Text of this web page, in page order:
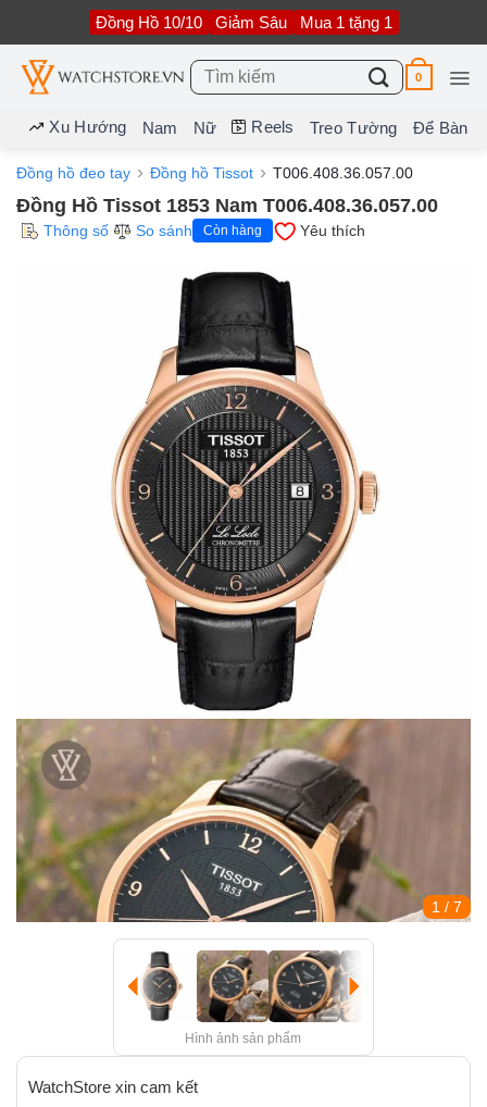
nội
dung
Đồng Hồ 10/10 Giảm Sâu Mua 1 tặng 1
Tìm
kiếm:
0
Xu Hướng Nam Nữ Reels Treo Tường Để Bàn
Đồng hồ đeo tay Đồng hồ Tissot T006.408.36.057.00
Đồng Hồ Tissot 1853 Nam T006.408.36.057.00
Thông số So sánh Còn hàng Yêu thích
1 / 7
Hình ảnh sản phẩm
WatchStore xin cam kết